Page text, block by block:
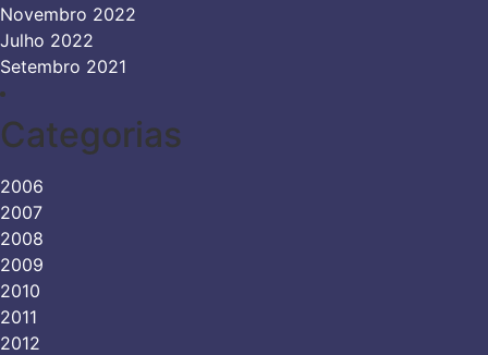
Novembro 2022
Julho 2022
Setembro 2021
Categorias
2006
2007
2008
2009
2010
2011
2012